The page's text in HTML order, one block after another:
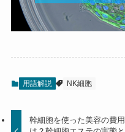
用語解説 NK細胞
幹細胞を使った美容の費用